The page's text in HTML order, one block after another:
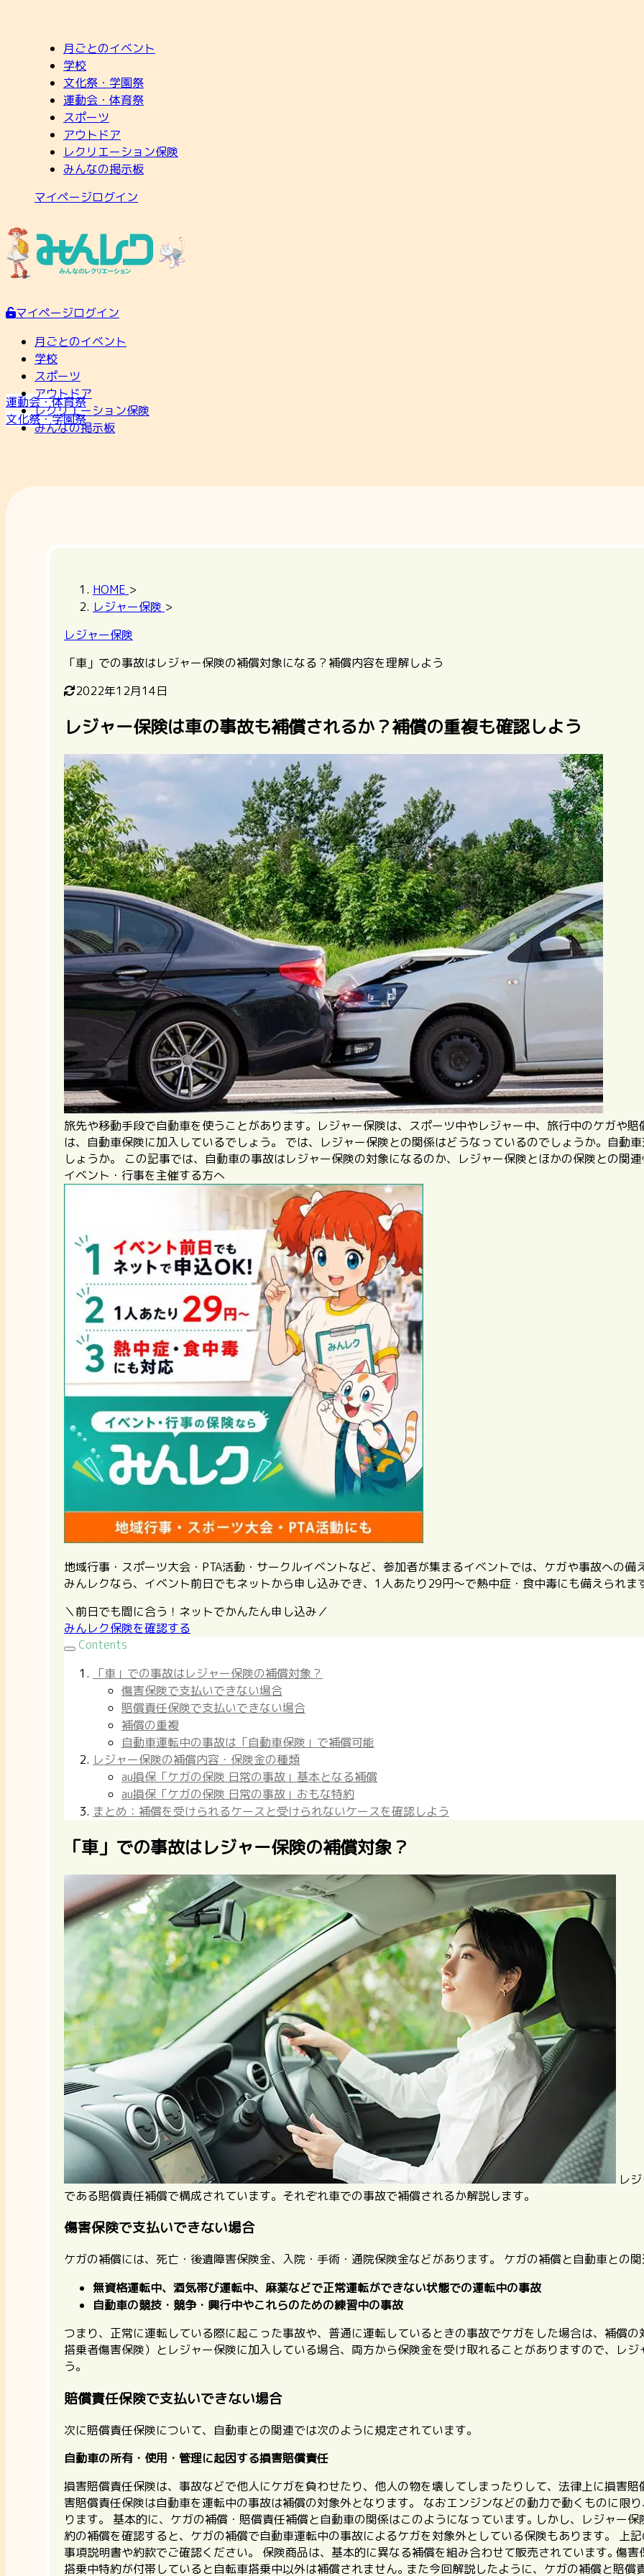
月ごとのイベント
学校
文化祭・学園祭
運動会・体育祭
スポーツ
アウトドア
レクリエーション保険
みんなの掲示板
マイページログイン
マイページログイン
月ごとのイベント
学校
運動会・体育祭
文化祭・学園祭
スポーツ
アウトドア
レクリエーション保険
みんなの掲示板
HOME >
レジャー保険 >
レジャー保険
「車」での事故はレジャー保険の補償対象になる？補償内容を理解しよう
2022年12月14日
レジャー保険は車の事故も補償されるか？補償の重複も確認しよう
旅先や移動手段で自動車を使うことがあります。レジャー保険は、スポーツ中やレジャー中、旅行中のケガや
は、自動車保険に加入しているでしょう。 では、レジャー保険との関係はどうなっているのでしょうか。自動
しょうか。 この記事では、自動車の事故はレジャー保険の対象になるのか、レジャー保険とほかの保険との関連
イベント・行事を主催する方へ
地域行事・スポーツ大会・PTA活動・サークルイベントなど、参加者が集まるイベントでは、ケガや事故への備
みんレクなら、イベント前日でもネットから申し込みでき、1人あたり29円〜で熱中症・食中毒にも備えられま
＼前日でも間に合う！ネットでかんたん申し込み／
みんレク保険を確認する
Contents
「車」での事故はレジャー保険の補償対象？
傷害保険で支払いできない場合
賠償責任保険で支払いできない場合
補償の重複
自動車運転中の事故は「自動車保険」で補償可能
レジャー保険の補償内容・保険金の種類
au損保「ケガの保険 日常の事故」基本となる補償
au損保「ケガの保険 日常の事故」おもな特約
まとめ：補償を受けられるケースと受けられないケースを確認しよう
「車」での事故はレジャー保険の補償対象？
レ
である賠償責任補償で構成されています。それぞれ車での事故で補償されるか解説します。
傷害保険で支払いできない場合
ケガの補償には、死亡・後遺障害保険金、入院・手術・通院保険金などがあります。 ケガの補償と自動車との
無資格運転中、酒気帯び運転中、麻薬などで正常運転ができない状態での運転中の事故
自動車の競技・競争・興行中やこれらのための練習中の事故
つまり、 正常に運転している際に起こった事故や、普通に運転しているときの事故でケガをした場合は、補償の
搭乗者傷害保険）とレジャー保険に加入している場合、 両方から保険金を受け取れることがありますので、レ
う｡
賠償責任保険で支払いできない場合
次に賠償責任保険について、自動車との関連では次のように規定されています。
自動車の所有・使用・管理に起因する損害賠償責任
損害賠償責任保険は、事故などで他人にケガを負わせたり、他人の物を壊してしまったりして、法律上に損害賠
害賠償責任保険は自動車を運転中の事故は補償の対象外となります。 なおエンジンなどの動力で動くものに限
ります。
基本的に、ケガの補償・賠償責任補償と自動車の関係はこのようになっています｡ しかし、レジャー
約の補償を確認すると、ケガの補償で自動車運転中の事故によるケガを対象外としている保険もあります。 上記
事項説明書や約款でご確認ください。
保険商品は、基本的に異なる補償を組み合わせて販売されています｡ 傷
搭乗中特約が付帯していると自転車搭乗中以外は補償されません｡ また今回解説したように、ケガの補償と賠